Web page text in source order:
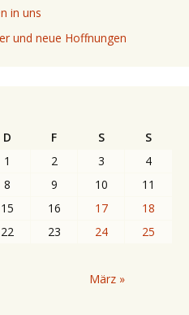
in uns
und neue Hoffnungen
D F S
S
1
2 3
4
8 9 10
11
15 16 17
18
22 23 24
25
März »